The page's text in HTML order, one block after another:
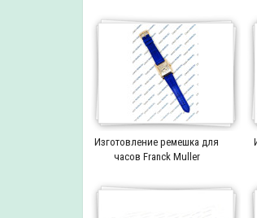
Изготовление ремешка для
часов Franck Muller